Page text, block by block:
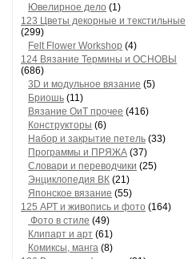
Ювелирное дело (1)
123 Цветы декорные и текстильные
(299)
Felt Flower Workshop (4)
124 Вязание Термины и ОСНОВЫ
(686)
3D и модульное вязание (5)
Бриошь (11)
Вязание ОиТ прочее (416)
Конструкторы (6)
Набор и закрытие петель (33)
Программы и ПРЯЖА (37)
Словари и переводчики (25)
Энциклопедия ВК (21)
Японское вязание (55)
125 АРТ и живопись и фото (164)
Фото в стиле (49)
Клипарт и арт (61)
Комиксы, манга (8)